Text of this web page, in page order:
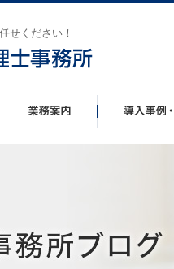
せください！